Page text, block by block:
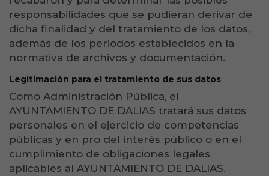
responsabilidades que se pudieran derivar de
dicha finalidad y del tratamiento de los datos,
además de los periodos establecidos en la
normativa de archivos y documentación.
Legitimación para el tratamiento de sus datos
Como Administración Pública, el
AYUNTAMIENTO DE DALIAS tratará sus datos
personales en el ejercicio de competencias
públicas y en pro del interés público o en el
cumplimiento de obligaciones legales
aplicables al AYUNTAMIENTO DE DALIAS.